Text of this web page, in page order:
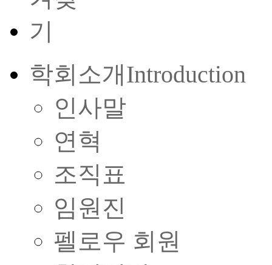
학회소개Introduction
인사말
연혁
조직표
임원진
펠로우 회원